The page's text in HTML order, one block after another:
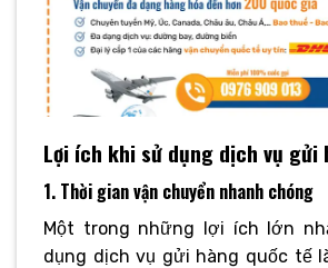
Lợi ích khi sử dụng dịch vụ gửi
1. Thời gian vận chuyển nhanh chóng
Một trong những lợi ích lớn
dụng dịch vụ gửi hàng quốc tế